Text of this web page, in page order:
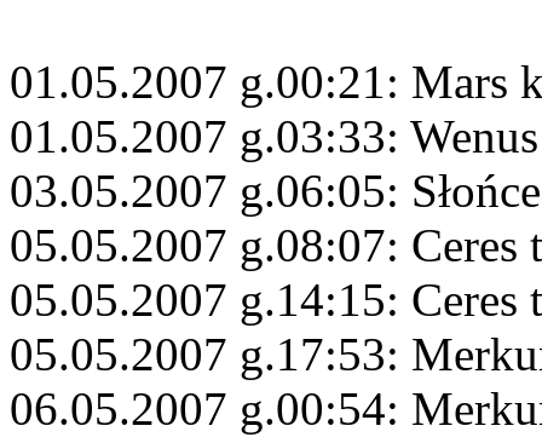
01.05.2007 g.00:21: Mars
01.05.2007 g.03:33:
03.05.2007 g.06:05:
05.05.2007 g.08:07: Ceres
05.05.2007 g.14:15: Ceres
05.05.2007 g.17:53:
06.05.2007 g.00:54: